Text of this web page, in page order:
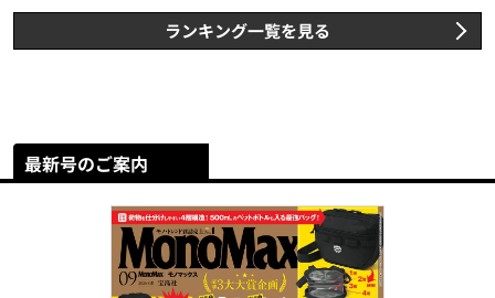
ランキング一覧を見る
最新号のご案内